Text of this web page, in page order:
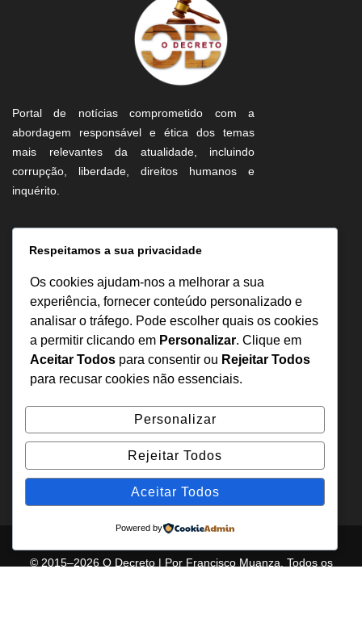
Portal de notícias comprometido com a
abordagem responsável e ética dos temas
mais relevantes da atualidade, incluindo
corrupção, liberdade, direitos humanos e
inquérito.
Informação
Sobre Nós
Estatuto Editorial
Inquérito
Denuncia
Política de Privacidade
Contactos
+244 957 277 922
denuncia@odecreto.com
Angola - Luanda, Viana
© 2015–2026 O Decreto | Por Francisco Muanza. Todos os
Respeitamos a sua privacidade
Os cookies ajudam-nos a melhorar a sua
experiência, fornecer conteúdo personalizado e
analisar o tráfego. Pode escolher quais os cookies
a permitir clicando em Personalizar. Clique em
Aceitar Todos para consentir ou Rejeitar Todos
para recusar cookies não essenciais.
Personalizar
Rejeitar Todos
Aceitar Todos
Powered by